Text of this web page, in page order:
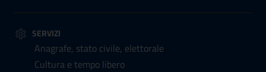
SERVIZI
Anagrafe, stato civile, elettorale
Cultura e tempo libero